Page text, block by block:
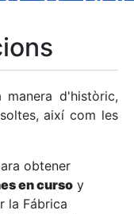
d'històric,
així com les
obtener
en curso y
la Fábrica